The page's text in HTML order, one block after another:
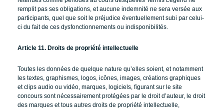
remplit pas ses obligations, et aucune indemnité ne sera versée aux
participants, quel que soit le préjudice éventuellement subi par celui-
ci du fait de ces dysfonctionnements ou indisponibilités.
Article 11. Droits de propriété intellectuelle
Toutes les données de quelque nature qu’elles soient, et notamment
les textes, graphismes, logos, icônes, images, créations graphiques
et clips audio ou vidéo, marques, logiciels, figurant sur le site
concours sont nécessairement protégées par le droit d’auteur, le droit
des marques et tous autres droits de propriété intellectuelle,